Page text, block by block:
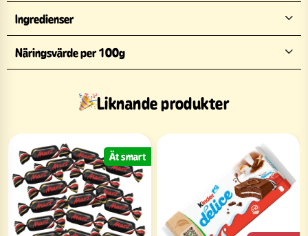
Ingredienser
Näringsvärde per 100g
Liknande produkter
Ät smart